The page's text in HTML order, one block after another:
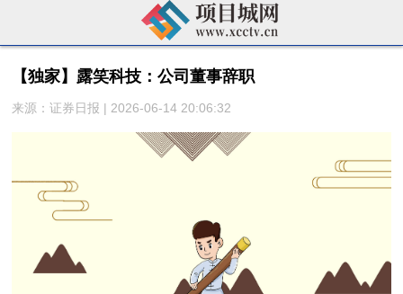
【独家】露笑科技：公司董事辞职
来源：证券日报 | 2026-06-14 20:06:32